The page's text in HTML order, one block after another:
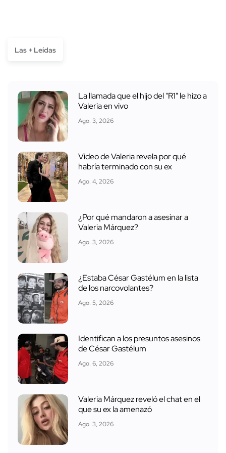
Las + Leídas
La llamada que el hijo del "R1" le hizo a
Valeria en vivo
Ago. 3, 2026
Video de Valeria revela por qué
habría terminado con su ex
Ago. 4, 2026
¿Por qué mandaron a asesinar a
Valeria Márquez?
Ago. 3, 2026
¿Estaba César Gastélum en la lista
de los narcovolantes?
Ago. 5, 2026
Identifican a los presuntos asesinos
de César Gastélum
Ago. 6, 2026
Valeria Márquez reveló el chat en el
que su ex la amenazó
Ago. 3, 2026